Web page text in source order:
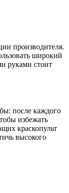
производителя.
широкий
руками стоит
после каждого
избежать
краскопульт
высокого